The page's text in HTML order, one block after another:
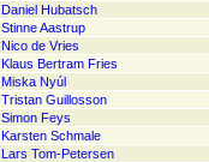
Daniel Hubatsch
Stinne Aastrup
Nico de Vries
Klaus Bertram Fries
Miska Nyúl
Tristan Guillosson
Simon Feys
Karsten Schmale
Lars Tom-Petersen